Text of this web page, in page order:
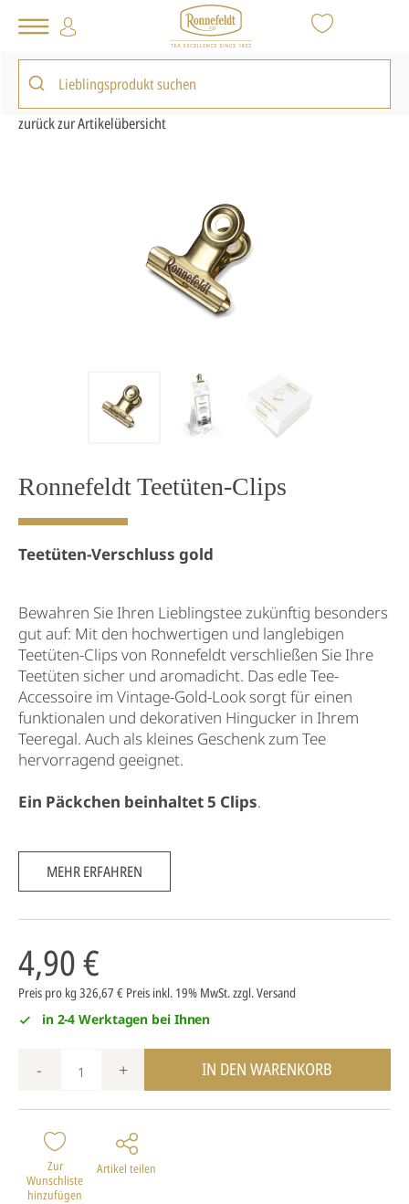
Tee Shop Inspiration
Geschenkideen
Ronnefeldt Teetüten-Clips
zurück zur Artikelübersicht
Ronnefeldt Teetüten-Clips
Teetüten-Verschluss gold
Bewahren Sie Ihren Lieblingstee zukünftig besonders
gut auf: Mit den hochwertigen und langlebigen
Teetüten-Clips von Ronnefeldt verschließen Sie Ihre
Teetüten sicher und aromadicht. Das edle Tee-
Accessoire im Vintage-Gold-Look sorgt für einen
funktionalen und dekorativen Hingucker in Ihrem
Teeregal. Auch als kleines Geschenk zum Tee
hervorragend geeignet.
Ein Päckchen beinhaltet 5 Clips.
MEHR ERFAHREN
4,90 €
Preis pro kg 326,67 € Preis inkl. 19% MwSt.zzgl. Versand
in 2-4 Werktagen bei Ihnen
+
- IN DEN WARENKORB
Zur
Wunschliste
hinzufügen
Artikel teilen